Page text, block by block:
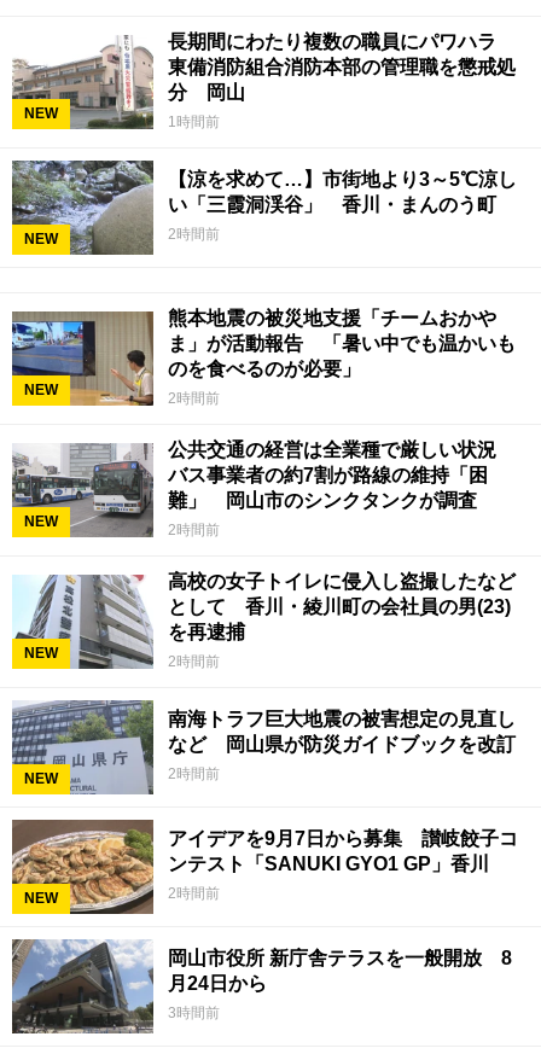
NEW
長期間にわたり複数の職員にパワハラ
東備消防組合消防本部の管理職を懲戒処
分 岡山
1時間前
NEW
【涼を求めて…】市街地より3～5℃涼し
い「三霞洞渓谷」 香川・まんのう町
2時間前
NEW
熊本地震の被災地支援「チームおかや
ま」が活動報告 「暑い中でも温かいも
のを食べるのが必要」
2時間前
NEW
公共交通の経営は全業種で厳しい状況
バス事業者の約7割が路線の維持「困
難」 岡山市のシンクタンクが調査
2時間前
NEW
高校の女子トイレに侵入し盗撮したなど
として 香川・綾川町の会社員の男(23)
を再逮捕
2時間前
NEW
南海トラフ巨大地震の被害想定の見直し
など 岡山県が防災ガイドブックを改訂
2時間前
NEW
アイデアを9月7日から募集 讃岐餃子コ
ンテスト「SANUKI GYO1 GP」香川
2時間前
岡山市役所 新庁舎テラスを一般開放 8
月24日から
3時間前